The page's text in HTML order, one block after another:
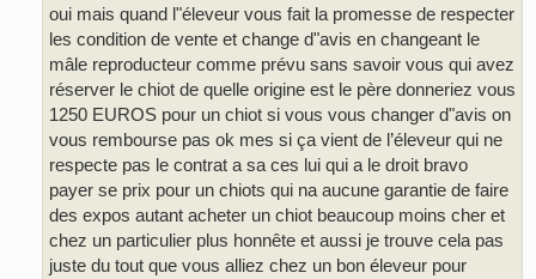
oui mais quand l"éleveur vous fait la promesse de respecter
les condition de vente et change d"avis en changeant le
mâle reproducteur comme prévu sans savoir vous qui avez
réserver le chiot de quelle origine est le père donneriez vous
1250 EUROS pour un chiot si vous vous changer d"avis on
vous rembourse pas ok mes si ça vient de l’éleveur qui ne
respecte pas le contrat a sa ces lui qui a le droit bravo
payer se prix pour un chiots qui na aucune garantie de faire
des expos autant acheter un chiot beaucoup moins cher et
chez un particulier plus honnête et aussi je trouve cela pas
juste du tout que vous alliez chez un bon éleveur pour